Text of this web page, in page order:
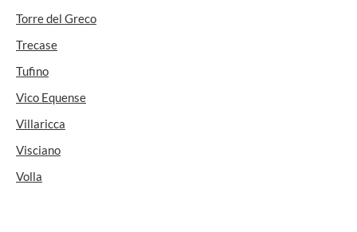
Torre del Greco
Trecase
Tufino
Vico Equense
Villaricca
Visciano
Volla